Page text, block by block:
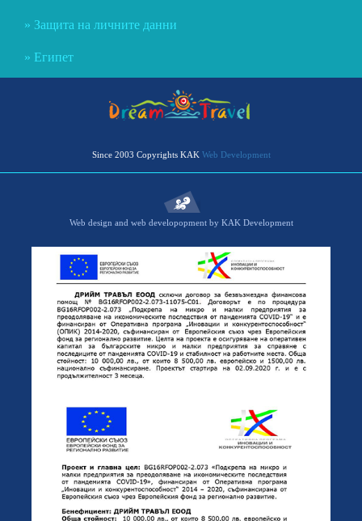
Защита на личните данни
Египет
Since 2003 Copyrights KAK Web Development
Web design and web developopment by KAK Development